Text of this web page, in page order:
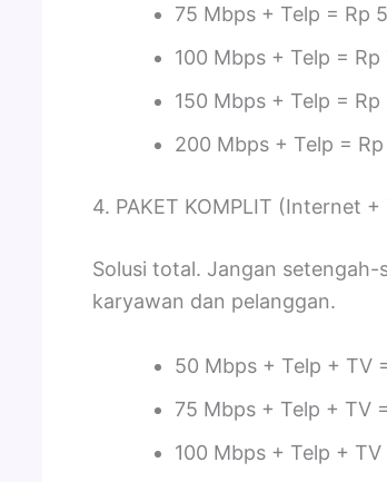
75 Mbps + Telp = Rp
100 Mbps + Telp =
150 Mbps + Telp =
200 Mbps + Telp =
4. PAKET KOMPLIT (Internet
Solusi total. Jangan setengah-
karyawan dan pelanggan.
50 Mbps + Telp + TV
75 Mbps + Telp + TV
100 Mbps + Telp +